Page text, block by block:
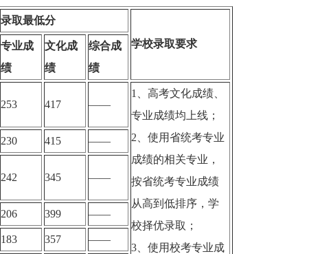
录取最低分
学校录取要求
专业成
绩
文化成
绩
综合成
绩
253 417 ——
1、高考文化成绩、
专业成绩均上线；
2、使用省统考专业
成绩的相关专业，
按省统考专业成绩
从高到低排序，学
校择优录取；
3、使用校考专业成
230 415 ——
242 345 ——
206 399 ——
183 357 ——